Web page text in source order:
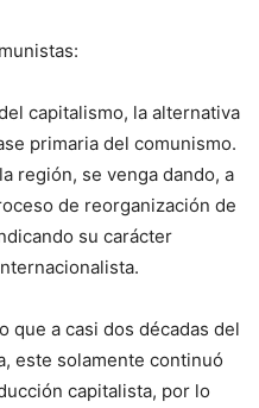
capitalismo, la alternativa
primaria del comunismo.
región, se venga dando, a
de reorganización de
su carácter
que a casi dos décadas del
este solamente continuó
capitalista, por lo